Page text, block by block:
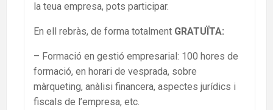
la teua empresa, pots participar.
En ell rebràs, de forma totalment GRATUÏTA:
– Formació en gestió empresarial: 100 hores de
formació, en horari de vesprada, sobre
màrqueting, anàlisi financera, aspectes jurídics i
fiscals de l’empresa, etc.